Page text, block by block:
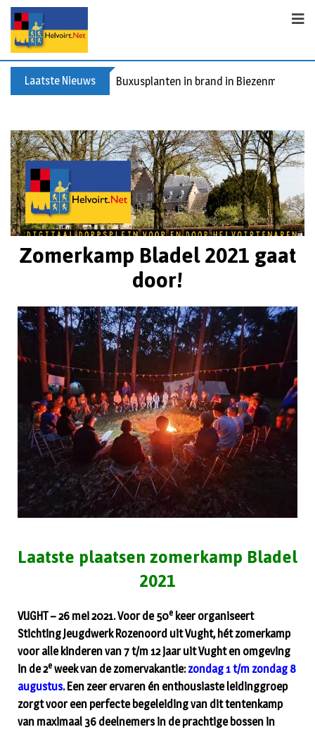
Laatste Nieuws Buxusplanten in brand in Biezenmortel,
Zomerkamp Bladel 2021 gaat
door!
Laatste plaatsen zomerkamp Bladel
2021
VUGHT – 26 mei 2021.Voor de 50e keer organiseert
Stichting Jeugdwerk Rozenoord uit Vught, hét zomerkamp
voor alle kinderen van 7 t/m 12 jaar uit Vught en omgeving
in de 2e week van de zomervakantie:zondag 1 t/m zondag 8
augustus. Een zeer ervaren én enthousiaste leidinggroep
zorgt voor een perfecte begeleiding van dit tentenkamp
van maximaal 36 deelnemers in de prachtige bossen in